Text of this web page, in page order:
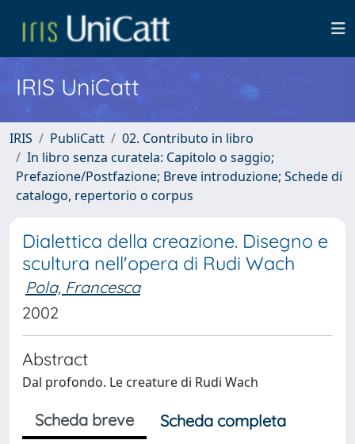
IRIS UniCatt
IRIS PubliCatt
02. Contributo in libro
In libro senza curatela: Capitolo o saggio;
Prefazione/Postfazione; Breve introduzione; Schede di
catalogo, repertorio o corpus
Dialettica della creazione. Disegno e
scultura nell'opera di Rudi Wach
Pola, Francesca
2002
Abstract
Dal profondo. Le creature di Rudi Wach
Scheda breve
Scheda completa